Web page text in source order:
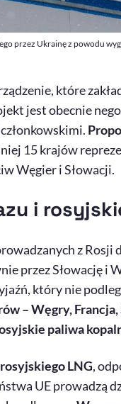
przez Ukrainę z powodu
które
jest obecnie
15 krajów
Węgier i Słowacji.
i
z Rosji
przez Słowację i
który nie
– Węgry, Francja,
paliwa
LNG,
UE prowadzą